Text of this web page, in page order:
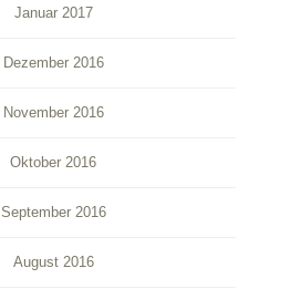
Januar 2017
Dezember 2016
November 2016
Oktober 2016
September 2016
August 2016